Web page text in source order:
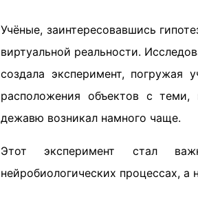
Учёные, заинтересовавшись
виртуальной реальности.
создала эксперимент, погружая
расположения объектов с теми,
дежавю возникал намного чаще.
Этот эксперимент стал
нейробиологических процессах, а